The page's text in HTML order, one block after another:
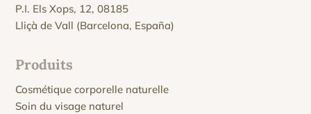
P.I. Els Xops, 12, 08185
Lliçà de Vall (Barcelona, España)
Produits
Cosmétique corporelle naturelle
Soin du visage naturel